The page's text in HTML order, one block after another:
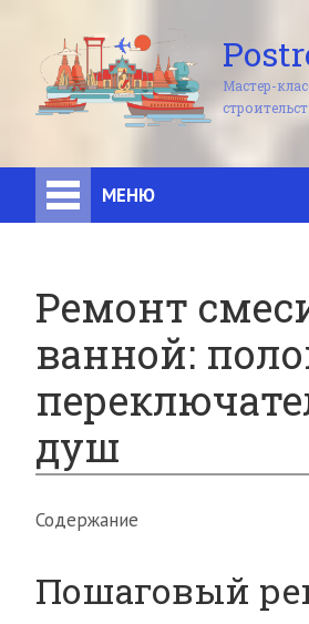
Мастер-
МЕНЮ
Ремонт
ванной:
душ
Содержание
Пошаговый